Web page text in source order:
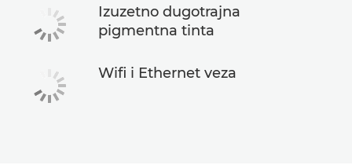
Izuzetno dugotrajna
pigmentna tinta
Wifi i Ethernet veza